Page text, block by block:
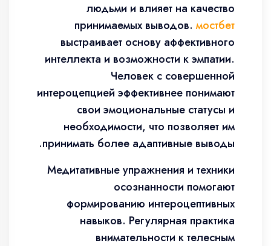
людьми и влияет на качество
принимаемых выводов. мостбет
выстраивает основу аффективного
интеллекта и возможности к эмпатии.
Человек с совершенной
интероцепцией эффективнее понимают
свои эмоциональные статусы и
необходимости, что позволяет им
принимать более адаптивные выводы.
Медитативные упражнения и техники
осознанности помогают
формированию интероцептивных
навыков. Регулярная практика
внимательности к телесным